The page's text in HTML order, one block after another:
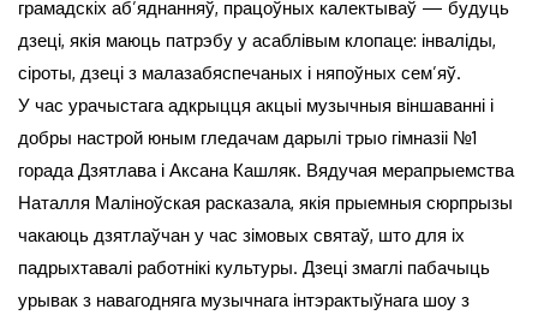
грамадскіх аб’яднанняў, працоўных калектываў — будуць
дзеці, якія маюць патрэбу у асаблівым клопаце: інваліды,
сіроты, дзеці з малазабяспечаных і няпоўных сем’яў.
У час урачыстага адкрыцця акцыі музычныя віншаванні і
добры настрой юным гледачам дарылі трыо гімназіі №1
горада Дзятлава і Аксана Кашляк. Вядучая мерапрыемства
Наталля Маліноўская расказала, якія прыемныя сюрпрызы
чакаюць дзятлаўчан у час зімовых святаў, што для іх
падрыхтавалі работнікі культуры. Дзеці змаглі пабачыць
урывак з навагодняга музычнага інтэрактыўнага шоу з